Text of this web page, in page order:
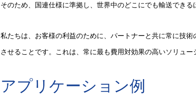
そのため、国連仕様に準拠し、世界中のどこにでも輸送できる
私たちは、お客様の利益のために、パートナーと共に常に技
させることです。これは、常に最も費用対効果の高いソリュー
アプリケーション例